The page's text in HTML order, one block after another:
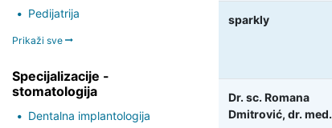
Pedijatrija
Prikaži sve
Specijalizacije -
stomatologija
Dentalna implantologija
sparkly
Dr. sc. Romana
Dmitrović, dr. med.